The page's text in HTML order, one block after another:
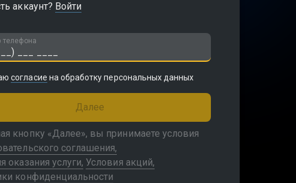
аккаунт? Войти
телефона
согласие на обработку персональных данных
Далее
кнопку «Далее», вы принимаете условия
соглашения
оказания услуги Условия акций
конфиденциальности